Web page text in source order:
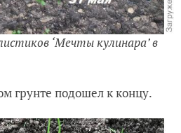
‘Мечты кулинара’ в
грунте подошел к концу.